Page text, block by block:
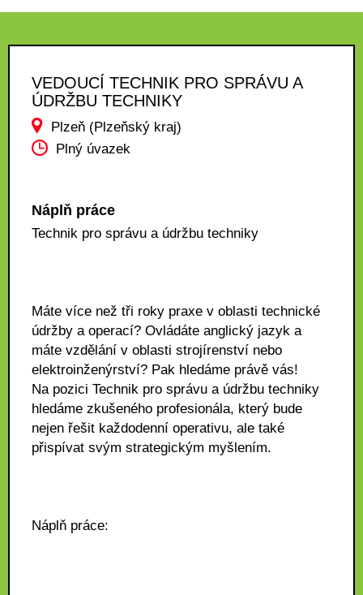
VEDOUCÍ TECHNIK PRO SPRÁVU A
ÚDRŽBU TECHNIKY
Plzeň (Plzeňský kraj)
Plný úvazek
Náplň práce
Technik pro správu a údržbu techniky
Máte více než tři roky praxe v oblasti technické
údržby a operací? Ovládáte anglický jazyk a
máte vzdělání v oblasti strojírenství nebo
elektroinženýrství? Pak hledáme právě vás!
Na pozici Technik pro správu a údržbu techniky
hledáme zkušeného profesionála, který bude
nejen řešit každodenní operativu, ale také
přispívat svým strategickým myšlením.
Náplň práce: